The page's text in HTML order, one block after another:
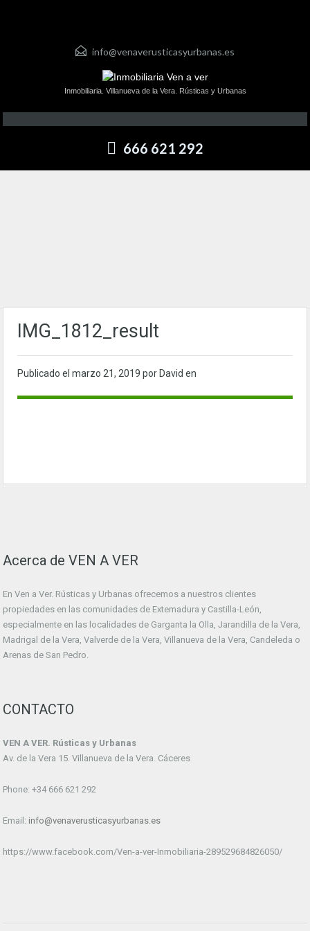
info@venaverusticasyurbanas.es
Inmobiliaria. Villanueva de la Vera. Rústicas y Urbanas
666 621 292
IMG_1812_result
Publicado el marzo 21, 2019 por David en
Acerca de VEN A VER
En Ven a Ver. Rústicas y Urbanas ofrecemos a nuestros clientes
propiedades en las comunidades de Extemadura y Castilla-León,
especialmente en las localidades de Garganta la Olla, Jarandilla de la Vera,
Madrigal de la Vera, Valverde de la Vera, Villanueva de la Vera, Candeleda o
Arenas de San Pedro.
CONTACTO
VEN A VER. Rústicas y Urbanas
Av. de la Vera 15. Villanueva de la Vera. Cáceres
Phone: +34 666 621 292
Email: info@venaverusticasyurbanas.es
https://www.facebook.com/Ven-a-ver-Inmobiliaria-289529684826050/